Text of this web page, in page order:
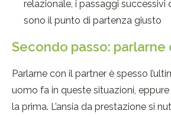
relazionale, i passaggi successivi
sono il punto di partenza giusto
Secondo passo: parlarne
Parlarne con il partner è spesso
uomo fa in queste situazioni,
la prima. L’ansia da prestazione si